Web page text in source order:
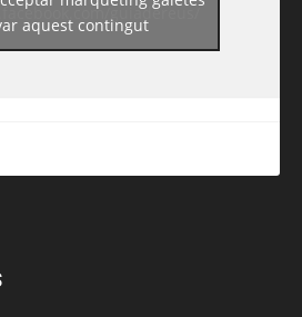
guiadereus/
aquest contingut